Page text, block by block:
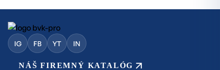
IG FB YT IN
NÁŠ FIREMNÝ KATALÓG